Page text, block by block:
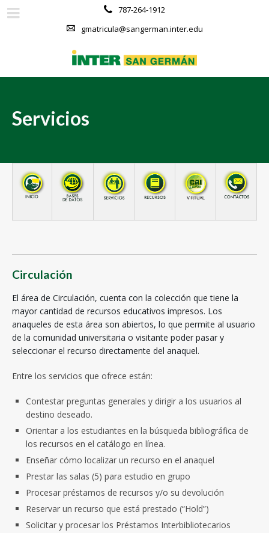
787-264-1912
gmatricula@sangerman.inter.edu
Servicios
Circulación
El área de Circulación, cuenta con la colección que tiene la
mayor cantidad de recursos educativos impresos. Los
anaqueles de esta área son abiertos, lo que permite al usuario
de la comunidad universitaria o visitante poder pasar y
seleccionar el recurso directamente del anaquel.
Entre los servicios que ofrece están:
Contestar preguntas generales y dirigir a los usuarios al
destino deseado.
Orientar a los estudiantes en la búsqueda bibliográfica de
los recursos en el catálogo en línea.
Enseñar cómo localizar un recurso en el anaquel
Prestar las salas (5) para estudio en grupo
Procesar préstamos de recursos y/o su devolución
Reservar un recurso que está prestado (“Hold”)
Solicitar y procesar los Préstamos Interbibliotecarios